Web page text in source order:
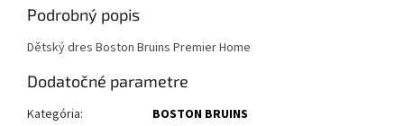
Podrobný popis
Dětský dres Boston Bruins Premier Home
Dodatočné parametre
Kategória:
BOSTON BRUINS